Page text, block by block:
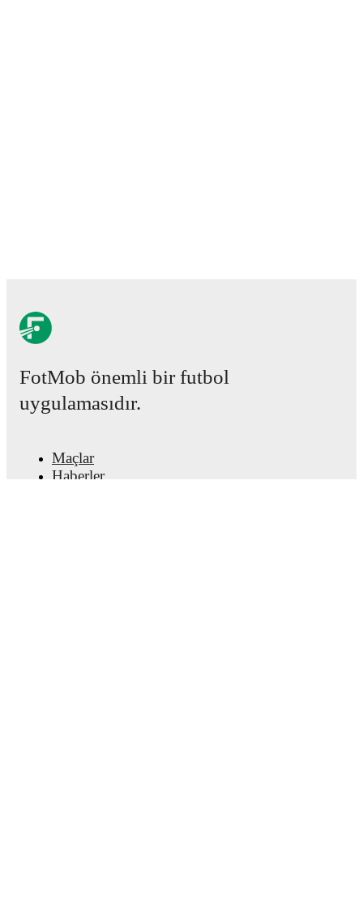
FotMob önemli bir futbol
uygulamasıdır.
Maçlar
Haberler